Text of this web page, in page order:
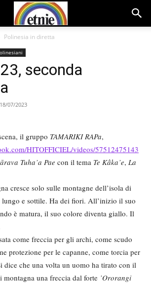
Polinesia in diretta
seconda
18/07/2023
il gruppo TAMARIKI RAPa,
HITOFFICIEL/videos/57512475143
Tuha’a Pae con il tema Te Kâka’e, La
cresce solo sulle montagne dell’isola di
lungo e sottile. Ha dei fiori. All’inizio il suo
è matura, il suo colore diventa giallo. Il
come freccia per gli archi, come scudo
protezione per le capanne, come torcia per
dice che una volta un uomo ha tirato con il
montagna una freccia dal forte ’Ororangi